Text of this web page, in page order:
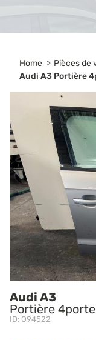
Home
Pièces de
Audi A3 Portière
Audi A3
Portière
ID: O94522